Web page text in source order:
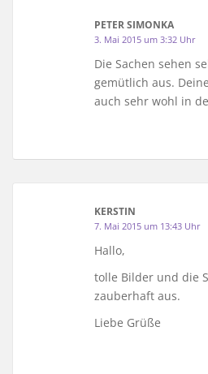
PETER SIMONKA
3. Mai 2015 um 3:32 Uhr
Die Sachen sehen
gemütlich aus.
auch sehr wohl in
KERSTIN
7. Mai 2015 um 13:43 Uhr
Hallo,
tolle Bilder und die
zauberhaft aus.
Liebe Grüße